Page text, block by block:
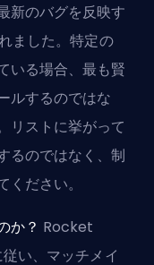
新のバグを反映す
ました。特定の
いる場合、最も賢
ルするのではな
リストに挙がって
るのではなく、制
ださい。
か？ Rocket
い、マッチメイ